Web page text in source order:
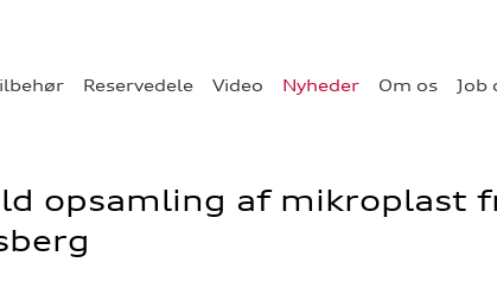
Reservedele Video Nyheder Om os Job
opsamling af mikroplast